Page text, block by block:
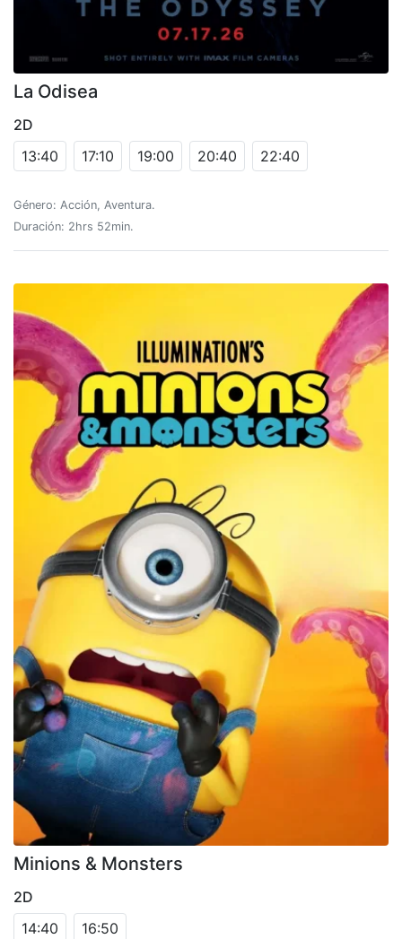
La Odisea
2D
13:40
17:10 19:00 20:40 22:40
Género: Acción, Aventura.
Duración: 2hrs 52min.
Minions & Monsters
2D
14:40
16:50